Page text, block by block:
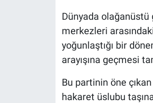
Dünyada olağanüstü
merkezleri
yoğunlaştığı bir
arayışına geçmesi
Bu partinin öne
hakaret üslubu
Canlı Yayın